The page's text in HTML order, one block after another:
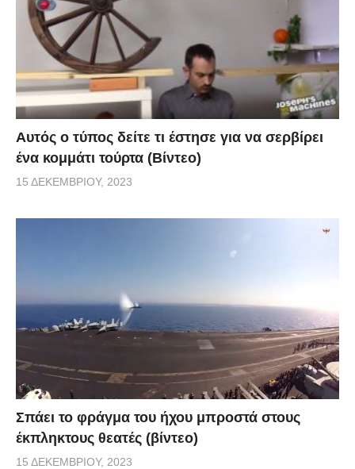
Αυτός ο τύπος δείτε τι έστησε για να σερβίρει
ένα κομμάτι τούρτα (Βίντεο)
15 ΔΕΚΕΜΒΡΊΟΥ, 2023
Σπάει το φράγμα του ήχου μπροστά στους
έκπληκτους θεατές (βίντεο)
15 ΔΕΚΕΜΒΡΊΟΥ, 2023